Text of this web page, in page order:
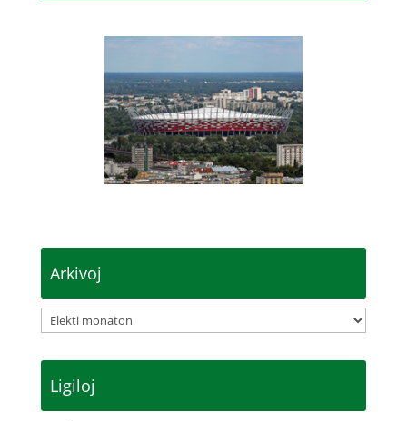
Arkivoj
Arkivoj
Ligiloj